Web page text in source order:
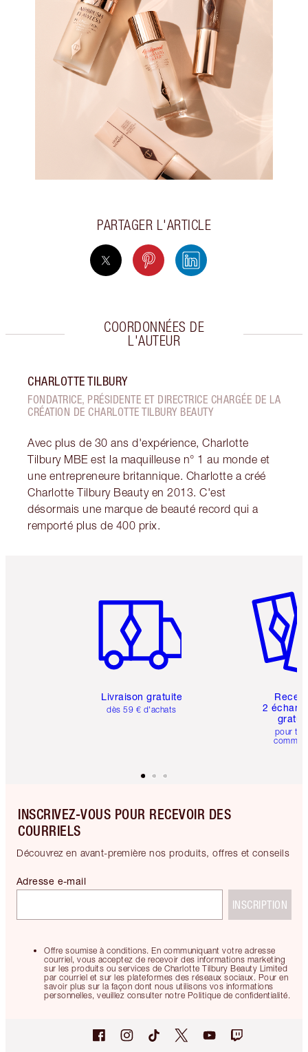
PARTAGER L'ARTICLE
COORDONNÉES DE
L'AUTEUR
CHARLOTTE TILBURY
FONDATRICE, PRÉSIDENTE ET DIRECTRICE CHARGÉE DE LA
CRÉATION DE CHARLOTTE TILBURY BEAUTY
Avec plus de 30 ans d'expérience, Charlotte
Tilbury MBE est la maquilleuse n° 1 au monde et
une entrepreneure britannique. Charlotte a créé
Charlotte Tilbury Beauty en 2013. C'est
désormais une marque de beauté record qui a
remporté plus de 400 prix.
Livraison gratuite
dès 59 € d'achats
2
pour
INSCRIVEZ-VOUS POUR RECEVOIR DES
COURRIELS
Découvrez en avant-première nos produits, offres et conseils
Offre soumise à conditions. En communiquant votre adresse
courriel, vous acceptez de recevoir des informations marketing
sur les produits ou services de Charlotte Tilbury Beauty Limited
par courriel et sur les plateformes des réseaux sociaux. Pour en
savoir plus sur la façon dont nous utilisons vos informations
personnelles, veuillez consulter notre Politique de confidentialité.
Adresse e-mail
INSCRIPTION